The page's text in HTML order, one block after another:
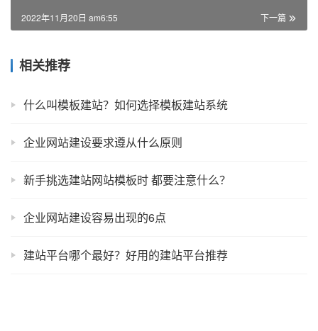
下一篇
2022年11月20日 am6:55
相关推荐
什么叫模板建站？如何选择模板建站系统
企业网站建设要求遵从什么原则
新手挑选建站网站模板时 都要注意什么？
企业网站建设容易出现的6点
建站平台哪个最好？好用的建站平台推荐